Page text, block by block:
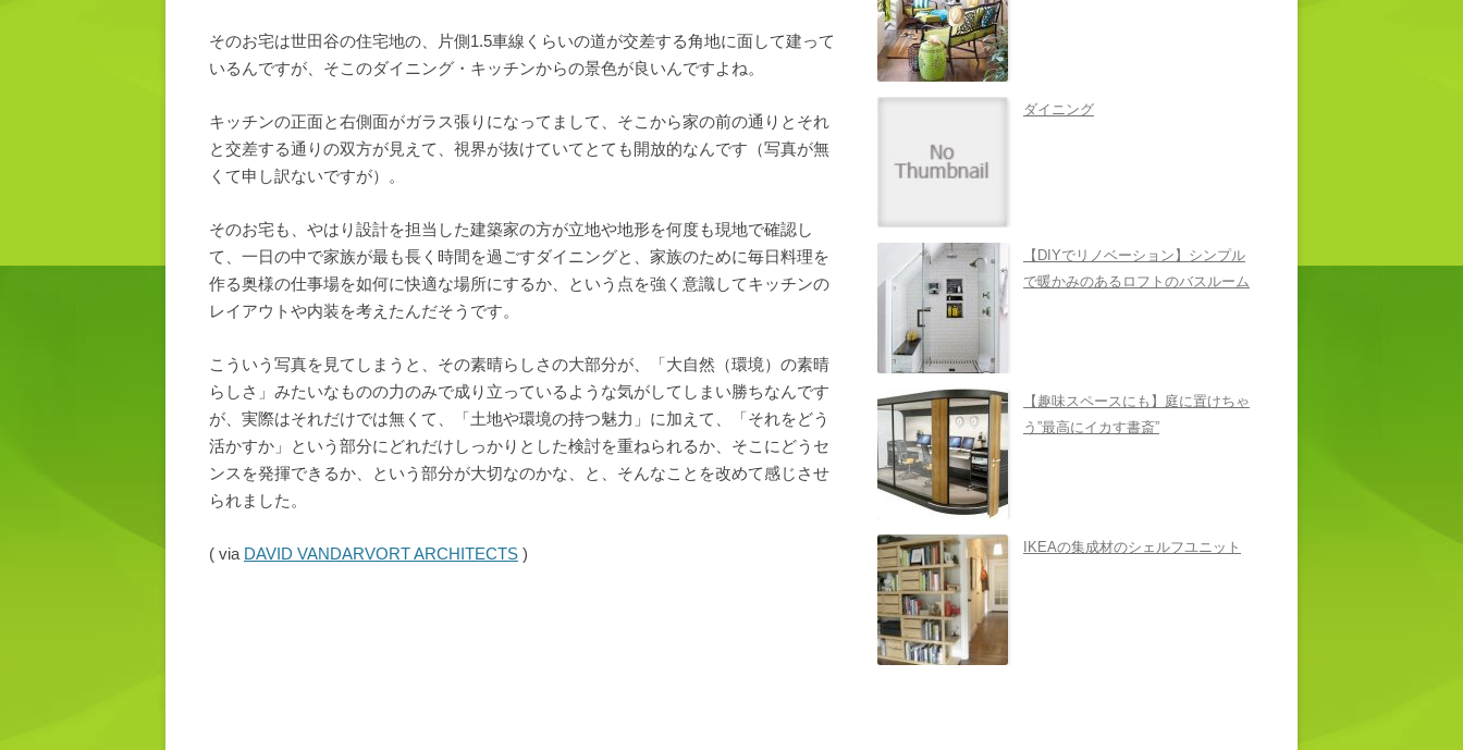
そのお宅は世田谷の住宅地の、片側1.5車線くらいの道が交差する角地に面して建って
いるんですが、そこのダイニング・キッチンからの景色が良いんですよね。
キッチンの正面と右側面がガラス張りになってまして、そこから家の前の通りとそれ
と交差する通りの双方が見えて、視界が抜けていてとても開放的なんです（写真が無
くて申し訳ないですが）。
そのお宅も、やはり設計を担当した建築家の方が立地や地形を何度も現地で確認し
て、一日の中で家族が最も長く時間を過ごすダイニングと、家族のために毎日料理を
作る奥様の仕事場を如何に快適な場所にするか、という点を強く意識してキッチンの
レイアウトや内装を考えたんだそうです。
こういう写真を見てしまうと、その素晴らしさの大部分が、「大自然（環境）の素晴
らしさ」みたいなものの力のみで成り立っているような気がしてしまい勝ちなんです
が、実際はそれだけでは無くて、「土地や環境の持つ魅力」に加えて、「それをどう
活かすか」という部分にどれだけしっかりとした検討を重ねられるか、そこにどうセ
ンスを発揮できるか、という部分が大切なのかな、と、そんなことを改めて感じさせ
られました。
( via DAVID VANDARVORT ARCHITECTS )
ダイニング
【DIYでリノベーション】シンプル
で暖かみのあるロフトのバスルーム
【趣味スペースにも】庭に置けちゃ
う”最高にイカす書斎”
IKEAの集成材のシェルフユニット